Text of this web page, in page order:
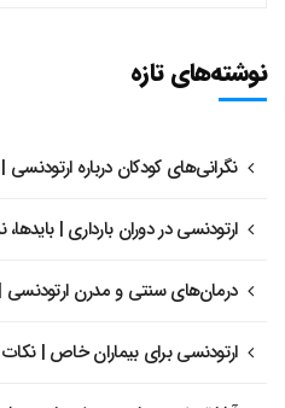
نوشته‌های تازه
نگرانی‌های کودکان درباره
ارتودنسی در دوران بارداری | بایدها،
درمان‌های سنتی و مدرن ارتودنسی
ارتودنسی برای بیماران خاص |